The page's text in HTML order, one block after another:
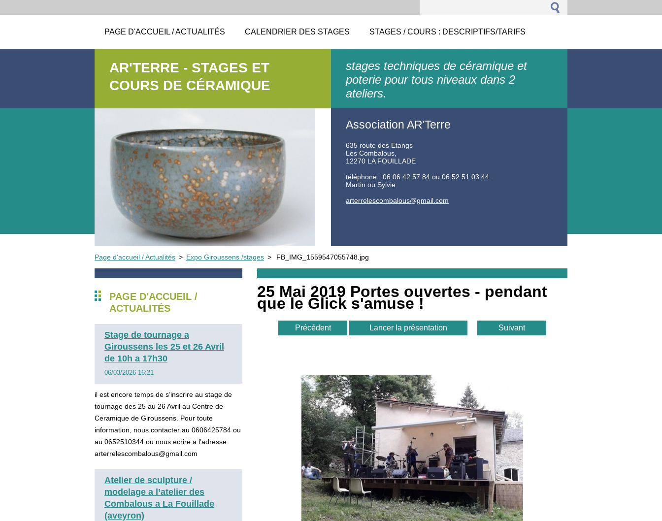
PAGE D'ACCUEIL / ACTUALITÉS CALENDRIER DES STAGES STAGES / COURS : DESCRIPTIFS/TARIFS
AR'TERRE - STAGES ET
COURS DE CÉRAMIQUE
stages techniques de céramique et
poterie pour tous niveaux dans 2
ateliers.
Association AR'Terre
635 route des Etangs
Les Combalous,
12270 LA FOUILLADE
téléphone : 06 06 42 57 84 ou 06 52 51 03 44
Martin ou Sylvie
arterrelescombalous@gmail.com
Page d'accueil / Actualités > Expo Giroussens /stages > FB_IMG_1559547055748.jpg
PAGE D'ACCUEIL /
ACTUALITÉS
Stage de tournage a
Giroussens les 25 et 26 Avril
de 10h a 17h30
06/03/2026 16:21
il est encore temps de s’inscrire au stage de
tournage des 25 au 26 Avril au Centre de
Ceramique de Giroussens. Pour toute
information, nous contacter au 0606425784 ou
au 0652510344 ou nous ecrire a l’adresse
arterrelescombalous@gmail.com
Atelier de sculpture /
modelage a l’atelier des
Combalous a La Fouillade
(aveyron)
25 Mai 2019 Portes ouvertes - pendant
que le Glick s'amuse !
Précédent Lancer la présentation Suivant